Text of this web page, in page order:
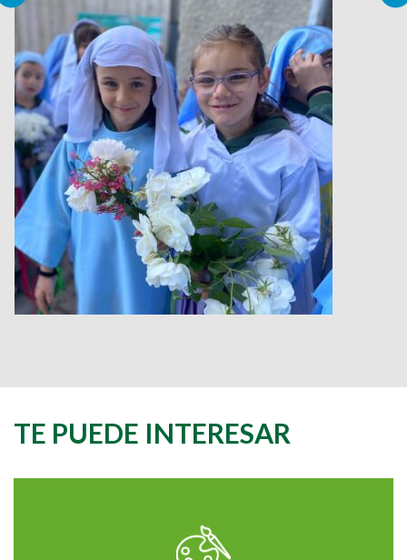
TE PUEDE INTERESAR